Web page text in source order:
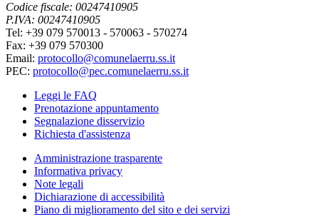
Codice fiscale: 00247410905
P.IVA: 00247410905
Tel: +39 079 570013 - 570063 - 570274
Fax: +39 079 570300
Email: protocollo@comunelaerru.ss.it
PEC: protocollo@pec.comunelaerru.ss.it
Leggi le FAQ
Prenotazione appuntamento
Segnalazione disservizio
Richiesta d'assistenza
Amministrazione trasparente
Informativa privacy
Note legali
Dichiarazione di accessibilità
Piano di miglioramento del sito e dei servizi